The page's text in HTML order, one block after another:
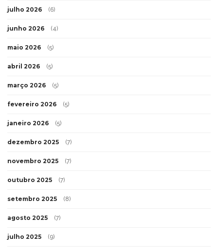
julho 2026 (6)
junho 2026 (4)
maio 2026 (5)
abril 2026 (5)
março 2026 (5)
fevereiro 2026 (5)
janeiro 2026 (5)
dezembro 2025 (7)
novembro 2025 (7)
outubro 2025 (7)
setembro 2025 (8)
agosto 2025 (7)
julho 2025 (9)